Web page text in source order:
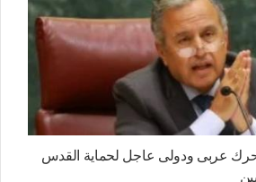
عربى ودولى عاجل لحماية القدس